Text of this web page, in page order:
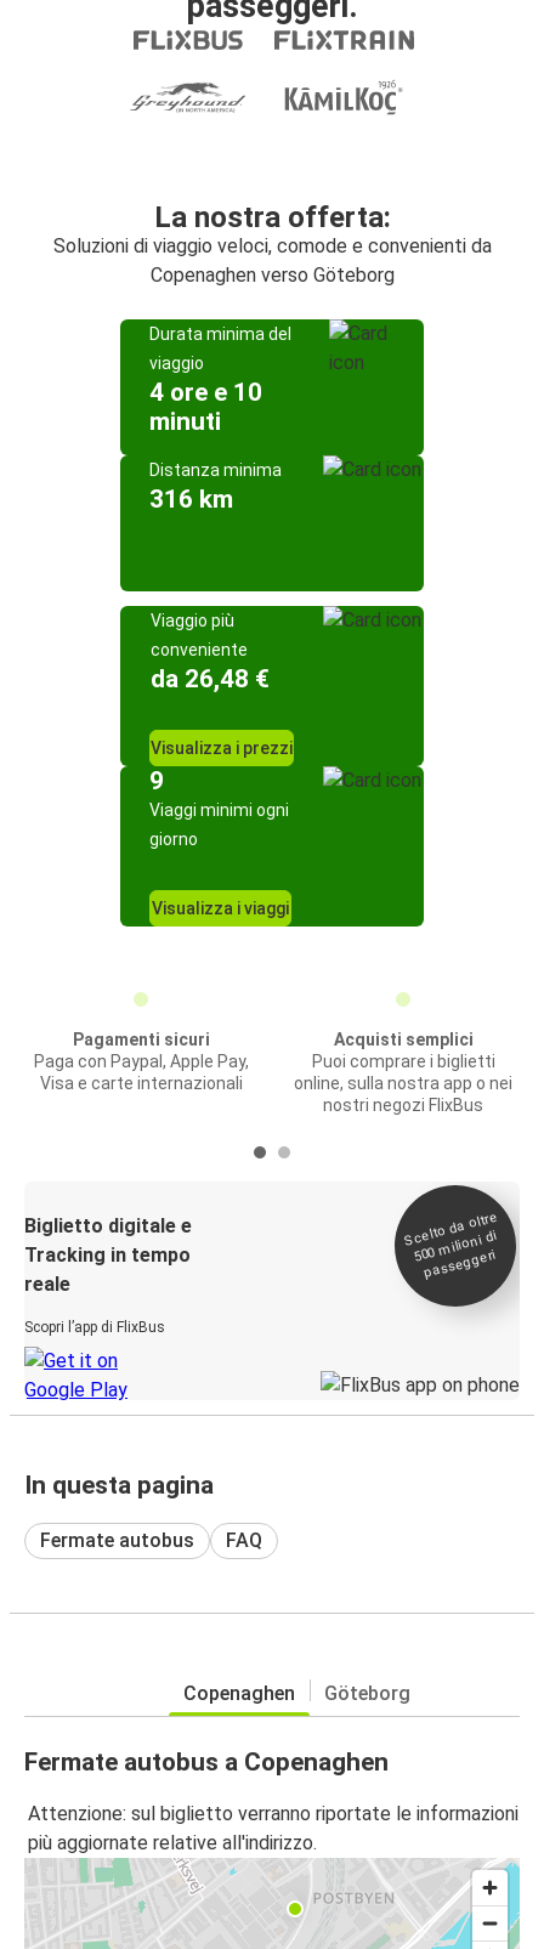
La nostra offerta:
Soluzioni di viaggio veloci, comode e convenienti da
Copenaghen verso Göteborg
Durata minima del
viaggio
4 ore e 10
minuti
Distanza minima
316 km
Viaggio più
conveniente
da 26,48 €
Visualizza i prezzi
9
Viaggi minimi ogni
giorno
Visualizza i viaggi
Pagamenti sicuri
Paga con Paypal, Apple Pay,
Visa e carte internazionali
Acquisti semplici
Puoi comprare i biglietti
online, sulla nostra app o nei
nostri negozi FlixBus
Biglietto digitale e
Tracking in tempo
reale
Scopri l’app di FlixBus
Scelto da oltre
500
milioni di
passeggeri
In questa pagina
Fermate autobus FAQ
Copenaghen Göteborg
Fermate autobus a Copenaghen
Attenzione: sul biglietto verranno riportate le informazioni
più aggiornate relative all'indirizzo.